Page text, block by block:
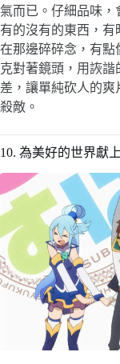
氣而已。仔細品味
有的沒有的東西，
在那邊碎碎念，有點
克對著鏡頭，用詼諧
差，讓單純砍人的
殺敵。
10. 為美好的世界獻